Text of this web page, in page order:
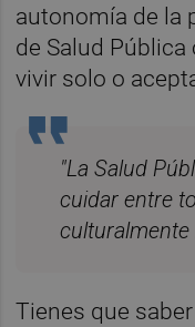
autonomía de la
de Salud
vivir solo o
"La Salud
cuidar entre
Tienes que